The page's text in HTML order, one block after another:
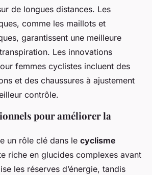
de longues distances. Les
comme les maillots et
garantissent une meilleure
Les innovations
femmes cyclistes incluent des
et des chaussures à ajustement
contrôle.
pour améliorer la
un rôle clé dans le cyclisme
riche en glucides complexes avant
les réserves d’énergie, tandis